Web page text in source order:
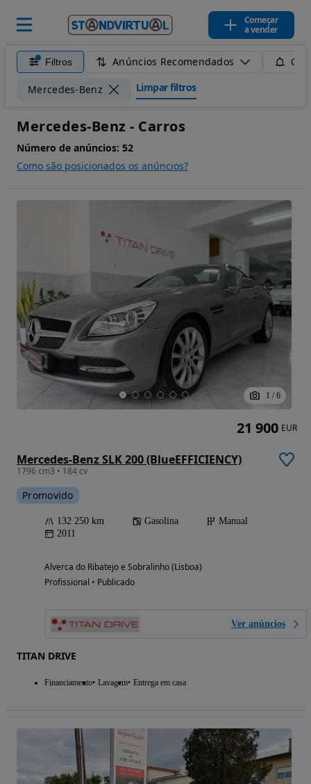
Começar
a vender
Filtros Anúncios Recomendados
Mercedes-Benz Limpar filtros
Mercedes-Benz - Carros
Número de anúncios: 52
Como são posicionados os anúncios?
1 / 6
Mercedes-Benz SLK 200 (BlueEFFICIENCY)
1796 cm3 • 184 cv
Promovido
132 250 km Gasolina
Manual
2011
Alverca do Ribatejo e Sobralinho (Lisboa)
Profissional • Publicado
Ver anúncios
TITAN DRIVE
Financiamento Lavagem Entrega em casa
21 900 EUR